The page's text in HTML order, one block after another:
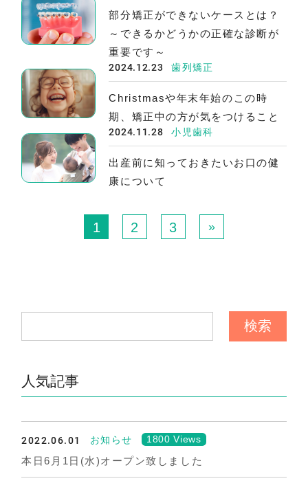
部分矯正ができないケースとは？
～できるかどうかの正確な診断が
重要です～
2024.12.23 歯列矯正
Christmasや年末年始のこの時
期、矯正中の方が気をつけること
2024.11.28 小児歯科
出産前に知っておきたいお口の健
康について
1 2 3 »
人気記事
2022.06.01 お知らせ 1800 Views
本日6月1日(水)オープン致しました